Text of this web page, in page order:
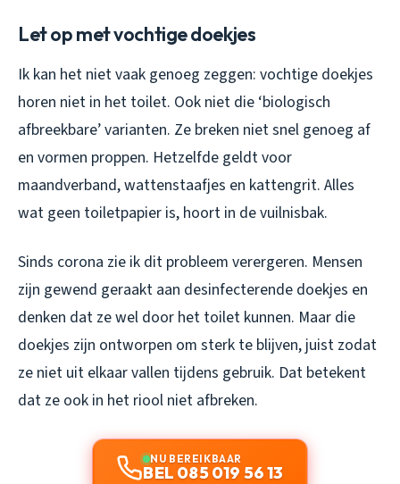
Let op met vochtige doekjes
Ik kan het niet vaak genoeg zeggen: vochtige doekjes
horen niet in het toilet. Ook niet die ‘biologisch
afbreekbare’ varianten. Ze breken niet snel genoeg af
en vormen proppen. Hetzelfde geldt voor
maandverband, wattenstaafjes en kattengrit. Alles
wat geen toiletpapier is, hoort in de vuilnisbak.
Sinds corona zie ik dit probleem verergeren. Mensen
zijn gewend geraakt aan desinfecterende doekjes en
denken dat ze wel door het toilet kunnen. Maar die
doekjes zijn ontworpen om sterk te blijven, juist zodat
ze niet uit elkaar vallen tijdens gebruik. Dat betekent
dat ze ook in het riool niet afbreken.
NU BEREIKBAAR
BEL 085 019 56 13